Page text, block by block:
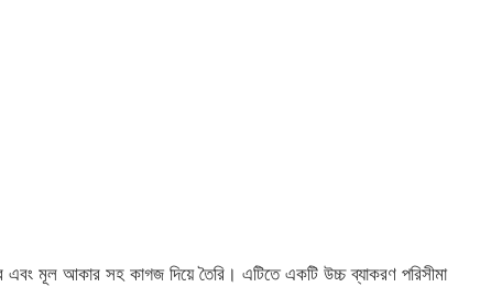
এবং মূল আকার সহ কাগজ দিয়ে তৈরি। এটিতে একটি উচ্চ ব্যাকরণ পরিসীমা